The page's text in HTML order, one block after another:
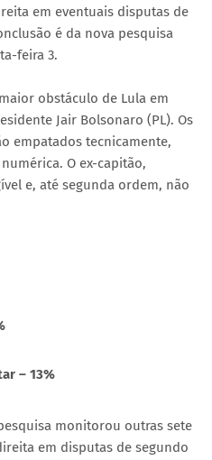
em eventuais disputas de
é da nova pesquisa
feira 3.
obstáculo de Lula em
Jair Bolsonaro (PL). Os
empatados tecnicamente,
O ex-capitão,
e, até segunda ordem, não
– 13%
monitorou outras sete
em disputas de segundo